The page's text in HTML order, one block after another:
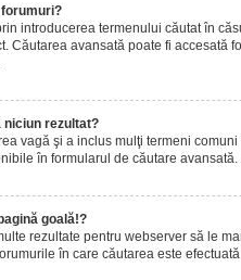
introducerea termenului căutat în
Căutarea avansată poate fi accesată
niciun rezultat?
vagă şi a inclus mulţi termeni
în formularul de căutare avansată.
goală!?
rezultate pentru webserver să le
în care căutarea este